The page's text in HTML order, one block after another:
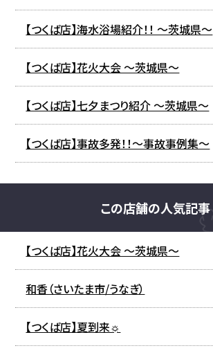
【つくば店】海水浴場紹介！！ ～茨城県～
【つくば店】花火大会 ～茨城県～
【つくば店】七夕まつり紹介 ～茨城県～
【つくば店】事故多発！！～事故事例集～
この店舗の人気記事
【つくば店】花火大会 ～茨城県～
和香（さいたま市/うなぎ）
【つくば店】夏到来☼